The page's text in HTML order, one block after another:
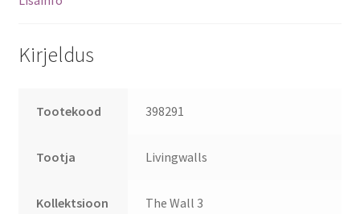
Kirjeldus
Tootekood 398291
Tootja Livingwalls
Kollektsioon The Wall 3